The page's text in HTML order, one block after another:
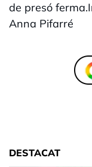
de presó
Anna Pifarré
DESTACAT